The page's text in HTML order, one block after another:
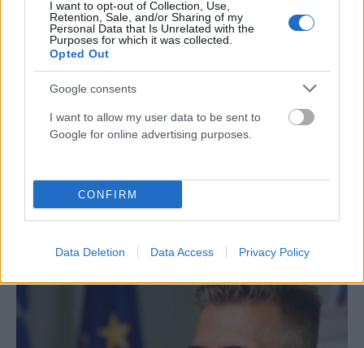
I want to opt-out of Collection, Use,
Retention, Sale, and/or Sharing of my
Personal Data that Is Unrelated with the
Purposes for which it was collected.
Opted Out
Google consents
I want to allow my user data to be sent to
Google for online advertising purposes.
CONFIRM
Data Deletion Data Access Privacy Policy
Τσίπρας: Στις 2 Σεπτεμβρίου η παρουσίαση του
οικονομικού προγράμματος της ΕΛ.Α.Σ. στη
Θεσσαλονίκη
ΑΝΑΡΤΗΘΗΚΕ ΑΠΟ ΕΛΕΑΝΑ ΖΑΜΠΑΡΑ 8 ΑΥΓΟΎΣΤΟΥ 2026